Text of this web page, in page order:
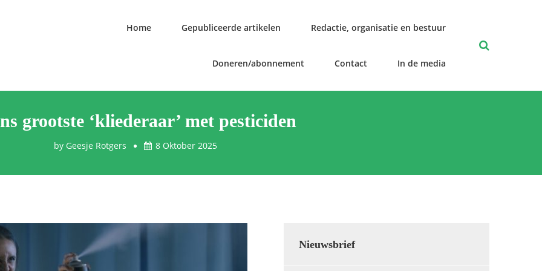
Home Gepubliceerde artikelen Redactie, organisatie en bestuur
Doneren/abonnement Contact In de media
grootste ‘kliederaar’ met pesticiden
by Geesje Rotgers 8 Oktober 2025
Nieuwsbrief